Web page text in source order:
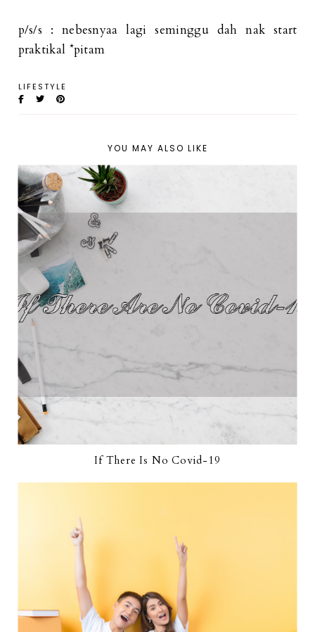
p/s/s : nebesnyaa lagi seminggu dah nak start
praktikal *pitam
LIFESTYLE
YOU MAY ALSO LIKE
If There Is No Covid-19